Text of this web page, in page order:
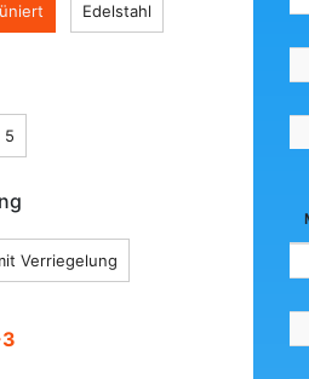
Edelstahl
5
Verriegelung